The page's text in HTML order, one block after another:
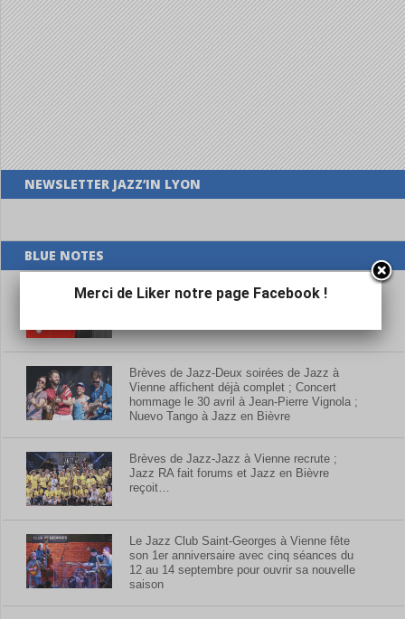
NEWSLETTER JAZZ’IN LYON
BLUE NOTES
La Revue De Disques – Mai 2026
Brèves de Jazz-Deux soirées de Jazz à
Vienne affichent déjà complet ; Concert
hommage le 30 avril à Jean-Pierre Vignola ;
Nuevo Tango à Jazz en Bièvre
Brèves de Jazz-Jazz à Vienne recrute ;
Jazz RA fait forums et Jazz en Bièvre
reçoit…
Le Jazz Club Saint-Georges à Vienne fête
son 1er anniversaire avec cinq séances du
12 au 14 septembre pour ouvrir sa nouvelle
saison
Merci de Liker notre page Facebook !